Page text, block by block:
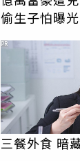
偷生子怕曝
三餐外食 暗
PR